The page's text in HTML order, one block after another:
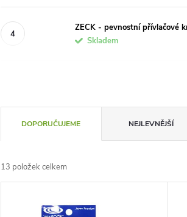
ZECK - pevnostní přívlačové
Skladem
a
z
DOPORUČUJEME NEJLEVNĚJŠÍ
13 položek celkem